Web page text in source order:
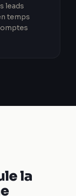
leads
temps
la